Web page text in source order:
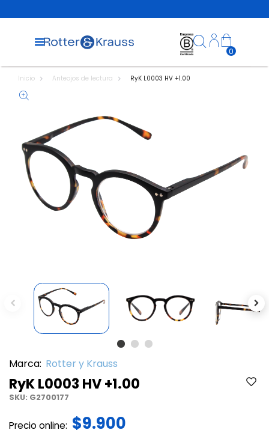
0
Inicio Anteojos de lectura RyK L0003 HV +1.00
Previous
Marca: Rotter y Krauss
RyK L0003 HV +1.00
SKU: G2700177
Precio online: $9.900